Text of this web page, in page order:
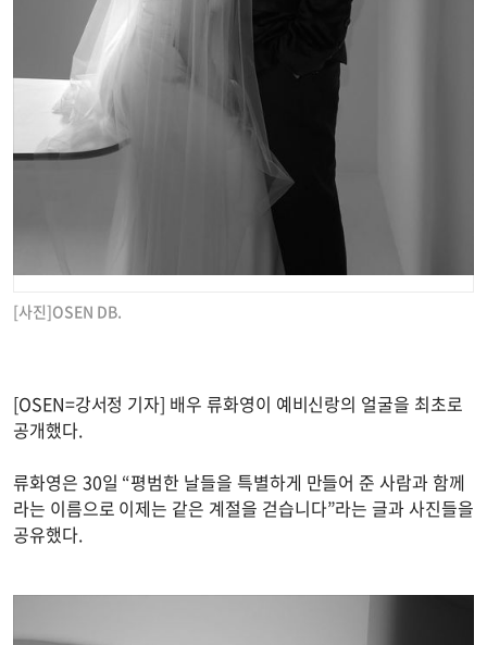
[사진]OSEN DB.
[OSEN=강서정 기자] 배우 류화영이 예비신랑의 얼굴을 최초로
공개했다.
류화영은 30일 “평범한 날들을 특별하게 만들어 준 사람과 함께
라는 이름으로 이제는 같은 계절을 걷습니다”라는 글과 사진들을
공유했다.